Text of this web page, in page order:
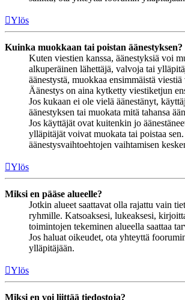
Ylös
Kuinka muokkaan tai poistan äänestyksen?
Kuten viestien kanssa, äänestyksiä voi
alkuperäinen lähettäjä, valvoja tai
äänestystä, muokkaa ensimmäistä viestiä
Äänestys on aina kytketty viestiketjun
Jos kukaan ei ole vielä äänestänyt,
äänestyksen tai muokata mitä tahansa
Jos käyttäjät ovat kuitenkin jo
ylläpitäjät voivat muokata tai poistaa sen.
äänestysvaihtoehtojen vaihtamisen
Ylös
Miksi en pääse alueelle?
Jotkin alueet saattavat olla rajattu vain
ryhmille. Katsoaksesi, lukeaksesi,
toimintojen tekeminen alueella saattaa
Jos haluat oikeudet, ota yhteyttä
ylläpitäjään.
Ylös
Miksi en voi liittää tiedostoja?